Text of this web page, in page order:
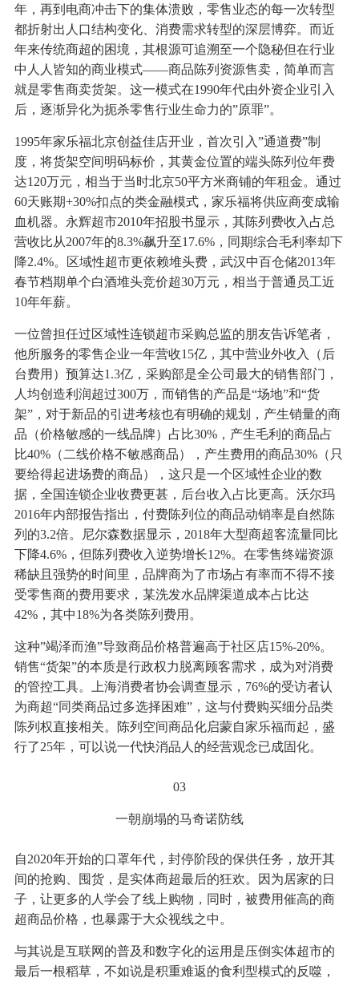
年，再到电商冲击下的集体溃败，零售业态的每一次转型
都折射出人口结构变化、消费需求转型的深层博弈。而近
年来传统商超的困境，其根源可追溯至一个隐秘但在行业
中人人皆知的商业模式——商品陈列资源售卖，简单而言
就是零售商卖货架。这一模式在1990年代由外资企业引入
后，逐渐异化为扼杀零售行业生命力的”原罪”。
1995年家乐福北京创益佳店开业，首次引入”通道费”制
度，将货架空间明码标价，其黄金位置的端头陈列位年费
达120万元，相当于当时北京50平方米商铺的年租金。通过
60天账期+30%扣点的类金融模式，家乐福将供应商变成输
血机器。永辉超市2010年招股书显示，其陈列费收入占总
营收比从2007年的8.3%飙升至17.6%，同期综合毛利率却下
降2.4%。区域性超市更依赖堆头费，武汉中百仓储2013年
春节档期单个白酒堆头竞价超30万元，相当于普通员工近
10年年薪。
一位曾担任过区域性连锁超市采购总监的朋友告诉笔者，
他所服务的零售企业一年营收15亿，其中营业外收入（后
台费用）预算达1.3亿，采购部是全公司最大的销售部门，
人均创造利润超过300万，而销售的产品是“场地”和“货
架”，对于新品的引进考核也有明确的规划，产生销量的商
品（价格敏感的一线品牌）占比30%，产生毛利的商品占
比40%（二线价格不敏感商品），产生费用的商品30%（只
要给得起进场费的商品），这只是一个区域性企业的数
据，全国连锁企业收费更甚，后台收入占比更高。沃尔玛
2016年内部报告指出，付费陈列位的商品动销率是自然陈
列的3.2倍。尼尔森数据显示，2018年大型商超客流量同比
下降4.6%，但陈列费收入逆势增长12%。在零售终端资源
稀缺且强势的时间里，品牌商为了市场占有率而不得不接
受零售商的费用要求，某洗发水品牌渠道成本占比达
42%，其中18%为各类陈列费用。
这种”竭泽而渔”导致商品价格普遍高于社区店15%-20%。
销售“货架”的本质是行政权力脱离顾客需求，成为对消费
的管控工具。上海消费者协会调查显示，76%的受访者认
为商超“同类商品过多选择困难”，这与付费购买细分品类
陈列权直接相关。陈列空间商品化启蒙自家乐福而起，盛
行了25年，可以说一代快消品人的经营观念已成固化。
03
一朝崩塌的马奇诺防线
自2020年开始的口罩年代，封停阶段的保供任务，放开其
间的抢购、囤货，是实体商超最后的狂欢。因为居家的日
子，让更多的人学会了线上购物，同时，被费用催高的商
超商品价格，也暴露于大众视线之中。
与其说是互联网的普及和数字化的运用是压倒实体超市的
最后一根稻草，不如说是积重难返的食利型模式的反噬，